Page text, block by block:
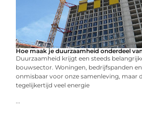
Hoe maak je duurzaamheid onderdeel
Duurzaamheid krijgt een steeds
bouwsector. Woningen, bedrijfspanden
onmisbaar voor onze samenleving, maar
tegelijkertijd veel energie
...